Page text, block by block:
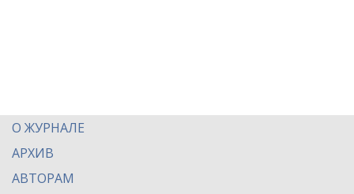
О ЖУРНАЛЕ
АРХИВ
АВТОРАМ